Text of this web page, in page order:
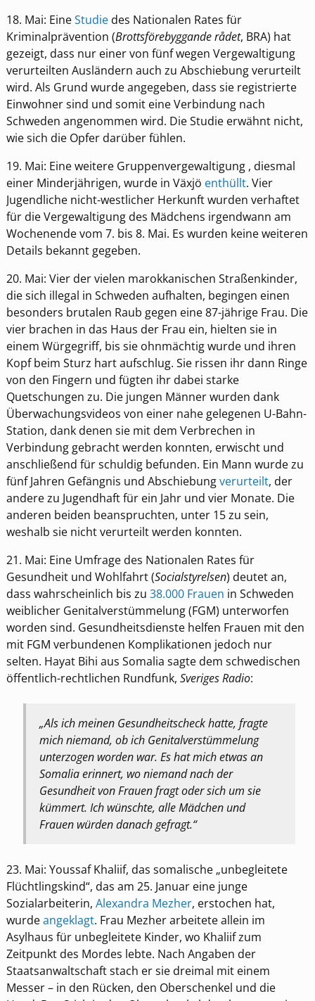
18. Mai: EineStudiedes Nationalen Rates für
Kriminalprävention (Brottsförebyggande rådet, BRA) hat
gezeigt, dass nur einer von fünf wegen Vergewaltigung
verurteilten Ausländern auch zu Abschiebung verurteilt
wird. Als Grund wurde angegeben, dass sie registrierte
Einwohner sind und somit eine Verbindung nach
Schweden angenommen wird. Die Studie erwähnt nicht,
wie sich die Opfer darüber fühlen.
19. Mai: Eine weitere Gruppenvergewaltigung , diesmal
einer Minderjährigen, wurde in Växjö enthüllt. Vier
Jugendliche nicht-westlicher Herkunft wurden verhaftet
für die Vergewaltigung des Mädchens irgendwann am
Wochenende vom 7. bis 8. Mai. Es wurden keine weiteren
Details bekannt gegeben.
20. Mai: Vier der vielen marokkanischen Straßenkinder,
die sich illegal in Schweden aufhalten, begingen einen
besonders brutalen Raub gegen eine 87-jährige Frau. Die
vier brachen in das Haus der Frau ein, hielten sie in
einem Würgegriff, bis sie ohnmächtig wurde und ihren
Kopf beim Sturz hart aufschlug. Sie rissen ihr dann Ringe
von den Fingern und fügten ihr dabei starke
Quetschungen zu. Die jungen Männer wurden dank
Überwachungsvideos von einer nahe gelegenen U-Bahn-
Station, dank denen sie mit dem Verbrechen in
Verbindung gebracht werden konnten, erwischt und
anschließend für schuldig befunden. Ein Mann wurde zu
fünf Jahren Gefängnis und Abschiebungverurteilt, der
andere zu Jugendhaft für ein Jahr und vier Monate. Die
anderen beiden beanspruchten, unter 15 zu sein,
weshalb sie nicht verurteilt werden konnten.
21. Mai: Eine Umfrage des Nationalen Rates für
Gesundheit und Wohlfahrt (Socialstyrelsen) deutet an,
dass wahrscheinlich bis zu 38.000 Frauen in Schweden
weiblicher Genitalverstümmelung (FGM) unterworfen
worden sind. Gesundheitsdienste helfen Frauen mit den
mit FGM verbundenen Komplikationen jedoch nur
selten. Hayat Bihi aus Somalia sagte dem schwedischen
öffentlich-rechtlichen Rundfunk, Sveriges Radio:
„Als ich meinen Gesundheitscheck hatte, fragte
mich niemand, ob ich Genitalverstümmelung
unterzogen worden war. Es hat mich etwas an
Somalia erinnert, wo niemand nach der
Gesundheit von Frauen fragt oder sich um sie
kümmert. Ich wünschte, alle Mädchen und
Frauen würden danach gefragt.“
23. Mai: Youssaf Khaliif, das somalische „unbegleitete
Flüchtlingskind“, das am 25. Januar eine junge
Sozialarbeiterin, Alexandra Mezher, erstochen hat,
wurdeangeklagt. Frau Mezher arbeitete allein im
Asylhaus für unbegleitete Kinder, wo Khaliif zum
Zeitpunkt des Mordes lebte. Nach Angaben der
Staatsanwaltschaft stach er sie dreimal mit einem
Messer – in den Rücken, den Oberschenkel und die